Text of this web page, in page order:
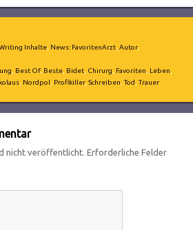
Inhalte, News: FavoritenArzt, Autor,
, Best Of, Beste, Bidet, Chirurg, Favoriten, Leben,
, Nordpol, Profikiller, Schreiben,Tod,Trauer
nicht veröffentlicht.